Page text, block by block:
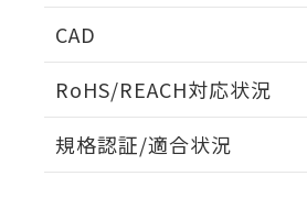
CAD
RoHS/REACH対応状況
EU RoHS 注意事項・凡例
規格認証/適合状況